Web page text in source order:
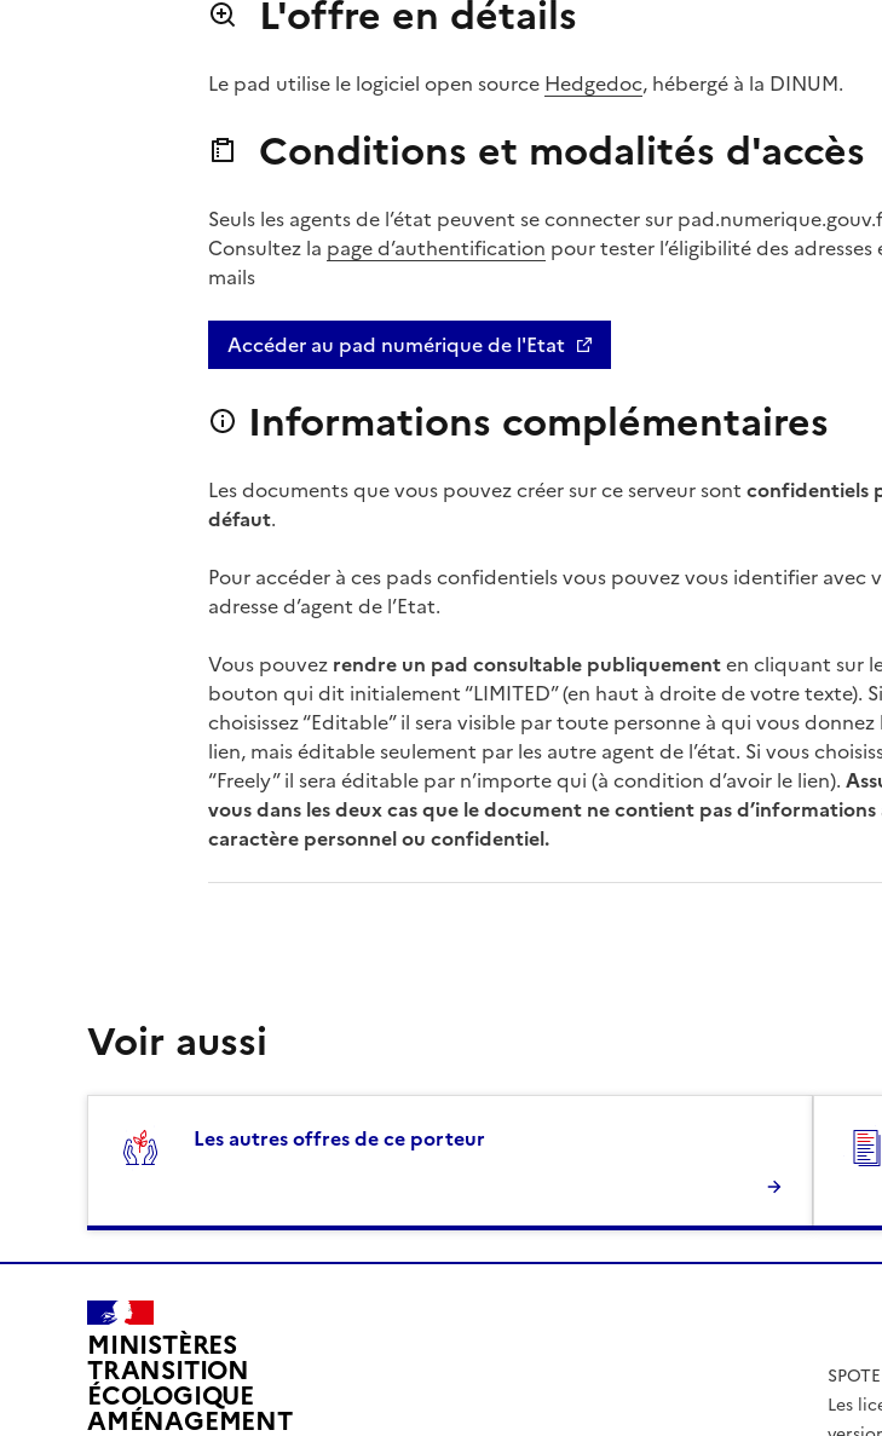
L'offre en détails
Le pad utilise le logiciel open source Hedgedoc, hébergé à la DINUM.
Conditions et modalités d'accès
Seuls les agents de l’état peuvent se connecter sur
Consultez la page d’authentification pour tester l’éligibilité des adresses
mails
Accéder au pad numérique de l'Etat
Informations complémentaires
Les documents que vous pouvez créer sur ce serveur sont confidentiels
défaut.
Pour accéder à ces pads confidentiels vous pouvez vous identifier avec
adresse d’agent de l’Etat.
Vous pouvez rendre un pad consultable publiquementen cliquant sur
bouton qui dit initialement “LIMITED” (en haut à droite de votre texte).
choisissez “Editable” il sera visible par toute personne à qui vous donnez
lien, mais éditable seulement par les autre agent de l’état. Si vous
“Freely” il sera éditable par n’importe qui (à condition d’avoir le lien).
vous dans les deux cas que le document ne contient pas d’informations
caractère personnel ou confidentiel.
Voir aussi
Les autres offres de ce porteur
MINISTÈRES
TRANSITION
ÉCOLOGIQUE
AMÉNAGEMENT
Les